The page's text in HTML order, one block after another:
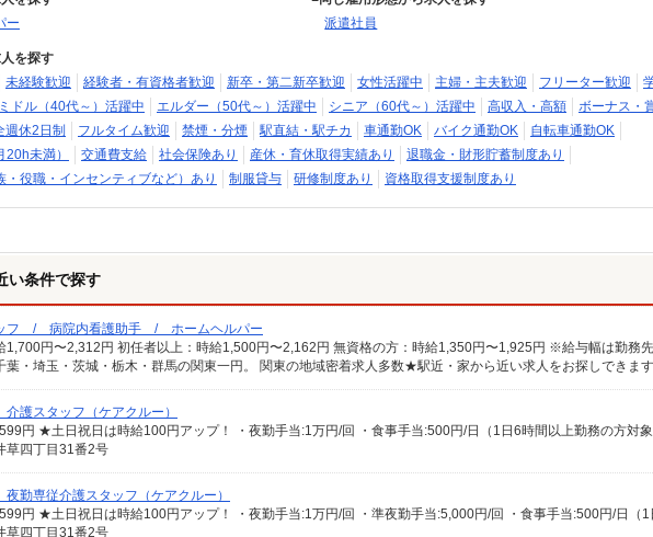
ー
派遣社員
を探す
未経験歓迎 経験者・有資格者歓迎 新卒・第二新卒歓迎 女性活躍中 主婦・主夫歓迎 フリーター歓迎
ミドル（40代～）活躍中 エルダー（50代～）活躍中 シニア（60代～）活躍中 高収入・高額
ボーナス・
週休2日制 フルタイム歓迎 禁煙・分煙 駅直結・駅チカ 車通勤OK バイク通勤OK
自転車通勤OK
未満）
交通費支給 社会保険あり 産休・育休取得実績あり
退職金・財形貯蓄制度あり
・役職・インセンティブなど）あり
制服貸与 研修制度あり 資格取得支援制度あり
い条件で探す
フ / 病院内看護助手 / ホームヘルパー
葉・埼玉・茨城・栃木・群馬の関東一円。 関東の地域密着求人多数★駅近・家から近い求人をお探しできま
護スタッフ（ケアクルー）
草四丁目31番2号
勤専従介護スタッフ（ケアクルー）
草四丁目31番2号